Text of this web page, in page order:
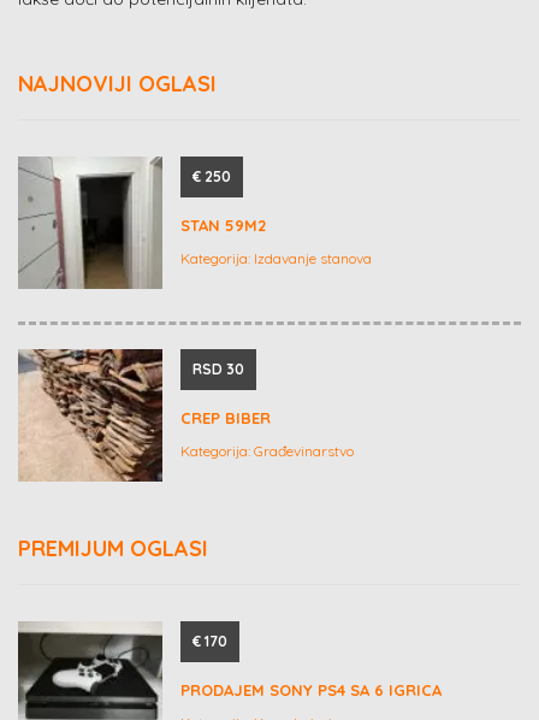
NAJNOVIJI OGLASI
€ 250
STAN 59M2
Kategorija: Izdavanje stanova
RSD 30
CREP BIBER
Kategorija: Građevinarstvo
PREMIJUM OGLASI
€ 170
PRODAJEM SONY PS4 SA 6 IGRICA